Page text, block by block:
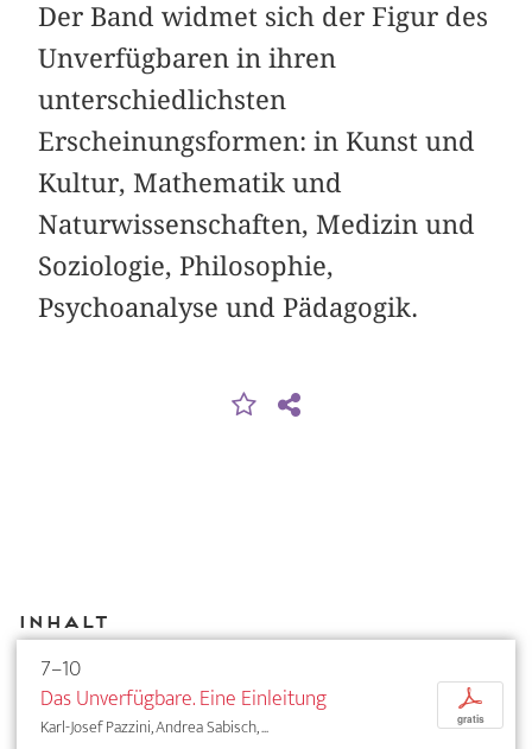
Der Band widmet sich der Figur des
Unverfügbaren in ihren
unterschiedlichsten
Erscheinungsformen: in Kunst und
Kultur, Mathematik und
Naturwissenschaften, Medizin und
Soziologie, Philosophie,
Psychoanalyse und Pädagogik.
Inhalt
7–10
Das Unverfügbare. Eine Einleitung
Karl-Josef Pazzini, Andrea Sabisch, ...
p
gratis